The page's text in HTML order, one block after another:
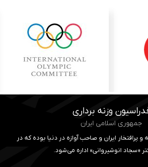
وزنه برداری
جمهوری اسلامی ایران
و پرافتخار ایران و صاحب آوازه در دنیا بوده که در
انوشیروانی» اداره می‌شود.